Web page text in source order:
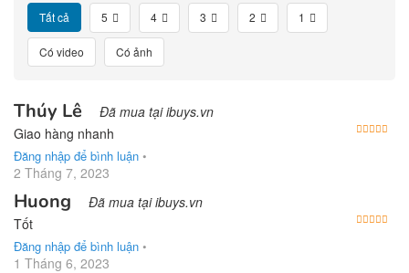
Tất cả 5 4 3 2 1
Có video Có ảnh
Thúy Lê Đã mua tại ibuys.vn
Giao hàng nhanh
Đăng nhập để bình luận •
2 Tháng 7, 2023
Huong Đã mua tại ibuys.vn
Tốt
Đăng nhập để bình luận •
1 Tháng 6, 2023